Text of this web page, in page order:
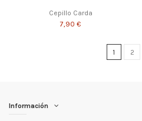
Cepillo Carda
7,90 €
1 2
Información